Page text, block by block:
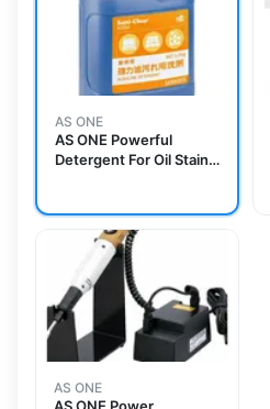
AS ONE
AS ONE Powerful
Detergent For Oil Stains
others
AS ONE
AS ONE Power